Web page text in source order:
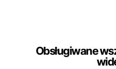
Obsługiwane